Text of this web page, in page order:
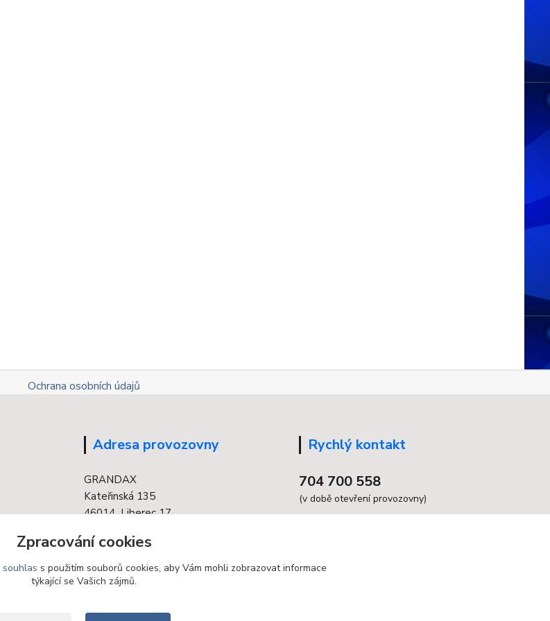
Ochrana osobních údajů
Adresa provozovny
GRANDAX
Kateřinská 135
46014 Liberec 17
Rychlý kontakt
704 700 558
(v době otevření provozovny)
Zpracování cookies
souhlas s použitím souborů cookies, aby Vám mohli zobrazovat informace
týkající se Vašich zájmů.